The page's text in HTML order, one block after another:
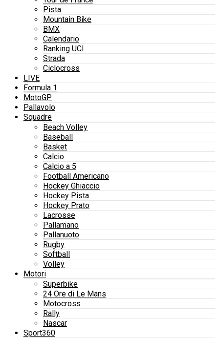
Pista
Mountain Bike
BMX
Calendario
Ranking UCI
Strada
Ciclocross
LIVE
Formula 1
MotoGP
Pallavolo
Squadre
Beach Volley
Baseball
Basket
Calcio
Calcio a 5
Football Americano
Hockey Ghiaccio
Hockey Pista
Hockey Prato
Lacrosse
Pallamano
Pallanuoto
Rugby
Softball
Volley
Motori
Superbike
24 Ore di Le Mans
Motocross
Rally
Nascar
Sport360